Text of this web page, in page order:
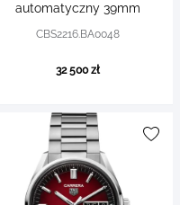
automatyczny 39mm
CBS2216.BA0048
32 500 zł